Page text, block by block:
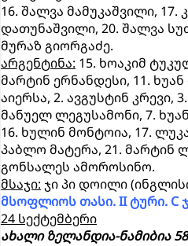
16. შალვა მამუკაშვილი,
დათუნაშვილი, 20. შალვა
მურაზ გიორგაძე.
არგენტინა: 15. ხოაკიმ
მარტინ ერნანდესი, 11.
აიერსა, 2. ავგუსტინ კრევი,
მანუელ ლეგუსამონი, 7.
16. ხულინ მონტოია, 17.
პაბლო მატერა, 21. მარტინ
გონსალეს ამოროსინო.
მსაჯი: ჯი პი დოილი
მსოფლიოს თასი. II ტური. C
24 სექტემბერი
ახალი ზელანდია-ნამიბია